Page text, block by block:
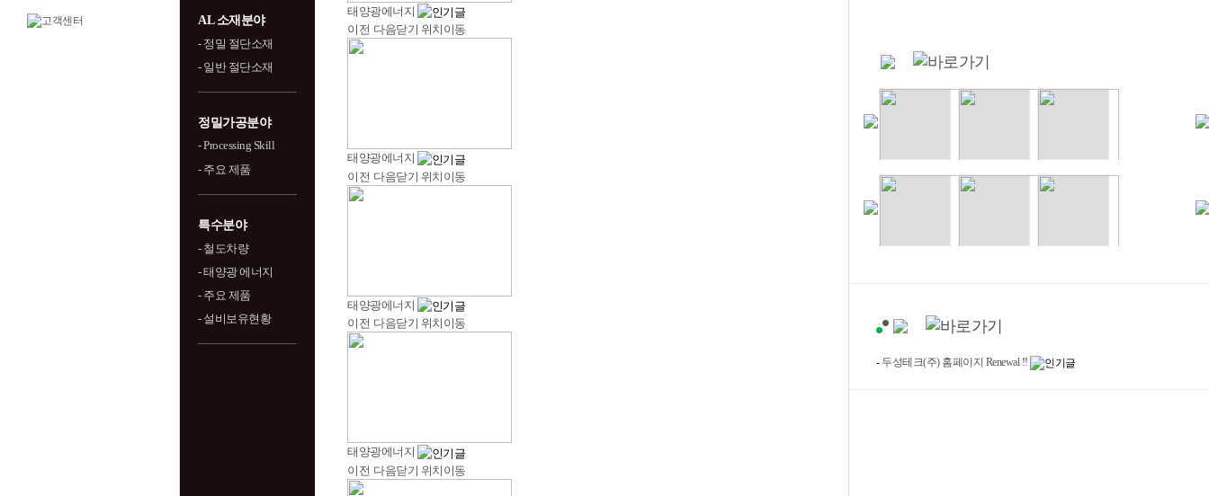
AL 소재분야
- 정밀 절단소재
- 일반 절단소재
정밀가공분야
- Processing Skill
- 주요 제품
특수분야
- 철도차량
- 태양광 에너지
- 주요 제품
- 설비보유현황
태양광에너지
이전 다음닫기 위치이동
태양광에너지
이전 다음닫기 위치이동
태양광에너지
이전 다음닫기 위치이동
태양광에너지
이전 다음닫기 위치이동
- 두성테크(주) 홈페이지 Renewal !!